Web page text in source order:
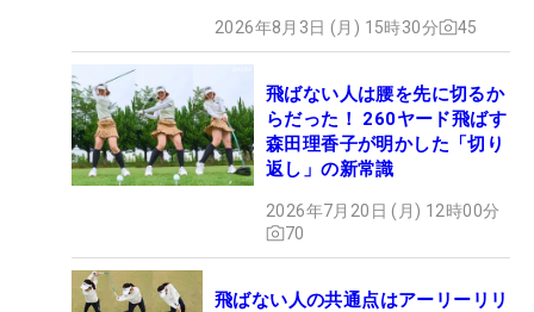
2026年8月3日 (月) 15時30分 45
飛ばない人は腰を先に切るか
らだった！ 260ヤード飛ばす
森田理香子が明かした「切り
返し」の新常識
2026年7月20日 (月) 12時00分
70
飛ばない人の共通点はアーリーリリ